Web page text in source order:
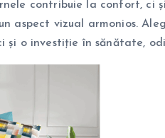
contribuie la confort,
aspect vizual armonios.
și o investiție în sănătate,